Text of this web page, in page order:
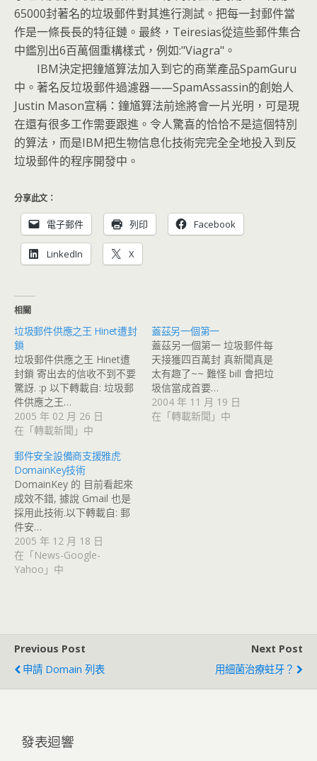
65000封著名的垃圾郵件對其進行測試。把每一封郵件當
作是一條長長的特征鏈。最終，Teiresias從這些郵件集合
中鑑別出6百萬個重構樣式，例如:"Viagra"。
IBM決定把鐘馗算法加入到它的商業產品SpamGuru
中。著名反垃圾郵件過濾器——SpamAssassin的創始人
Justin Mason宣稱：鐘馗算法前途將會一片光明，可是現
在還有很多工作需要跟進。令人驚喜的恰恰不是這個特別
的算法，而是IBM把生物信息化技術完完全全地投入到反
垃圾郵件的程序開發中。
分享此文：
電子郵件 列印 Facebook
LinkedIn X
相關
垃圾郵件供應之王 Hinet遭封
鎖
垃圾郵件供應之王 Hinet遭
封鎖 寄出去的信收不到不要
驚訝. :p 以下轉載自: 垃圾郵
件供應之王…
2005 年 02 月 26 日
在「轉載新聞」中
蓋茲另一個第一
蓋茲另一個第一 垃圾郵件每
天接獲四百萬封 真新聞真是
太有趣了~~ 難怪 bill 會把垃
圾信當成首要…
2004 年 11 月 19 日
在「轉載新聞」中
郵件安全設備商支援雅虎
DomainKey技術
DomainKey 的 目前看起來
成效不錯, 據說 Gmail 也是
採用此技術.以下轉載自: 郵
件安…
2005 年 12 月 18 日
在「News-Google-
Yahoo」中
Previous Post
申請 Domain 列表
Next Post
用細菌治療蛀牙？
發表迴響